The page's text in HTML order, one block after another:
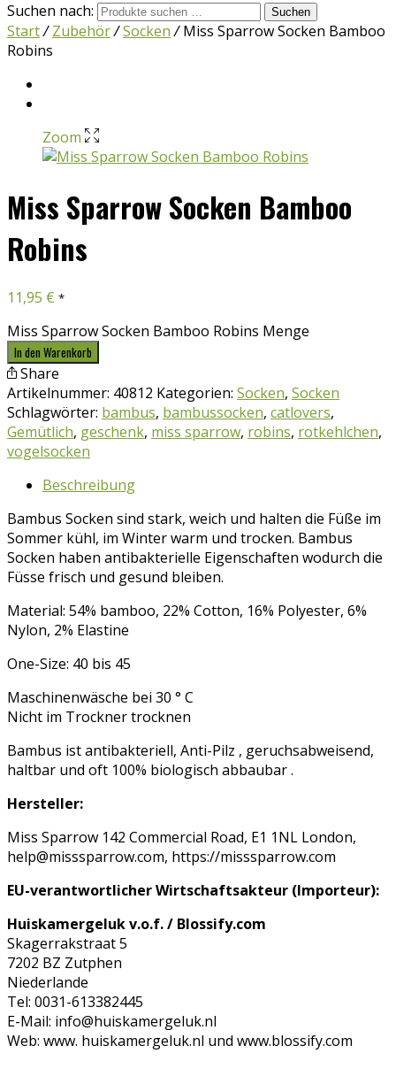
Suchen nach: Suchen
Start/ Zubehör/Socken /Miss Sparrow Socken Bamboo
Robins
Zoom
Miss Sparrow Socken Bamboo
Robins
11,95 € *
Miss Sparrow Socken Bamboo Robins Menge
In den Warenkorb
Share
Artikelnummer: 40812 Kategorien: Socken, Socken
Schlagwörter: bambus, bambussocken, catlovers,
Gemütlich, geschenk, miss sparrow, robins, rotkehlchen,
vogelsocken
Beschreibung
Bambus Socken sind stark, weich und halten die Füße im
Sommer kühl, im Winter warm und trocken. Bambus
Socken haben antibakterielle Eigenschaften wodurch die
Füsse frisch und gesund bleiben.
Material: 54% bamboo, 22% Cotton, 16% Polyester, 6%
Nylon, 2% Elastine
One-Size: 40 bis 45
Maschinenwäsche bei 30 ° C
Nicht im Trockner trocknen
Bambus ist antibakteriell, Anti-Pilz , geruchsabweisend,
haltbar und oft 100% biologisch abbaubar .
Hersteller:
Miss Sparrow 142 Commercial Road, E1 1NL London,
help@misssparrow.com, https://misssparrow.com
EU-verantwortlicher Wirtschaftsakteur (Importeur):
Huiskamergeluk v.o.f. / Blossify.com
Skagerrakstraat 5
7202 BZ Zutphen
Niederlande
Tel: 0031-613382445
E-Mail: info@huiskamergeluk.nl
Web: www. huiskamergeluk.nl und www.blossify.com